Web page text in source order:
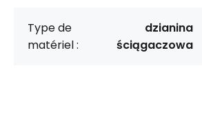
Type de
matériel :
dzianina
ściągaczowa